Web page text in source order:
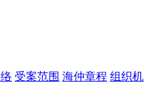
受案范围 海仲章程 组织机